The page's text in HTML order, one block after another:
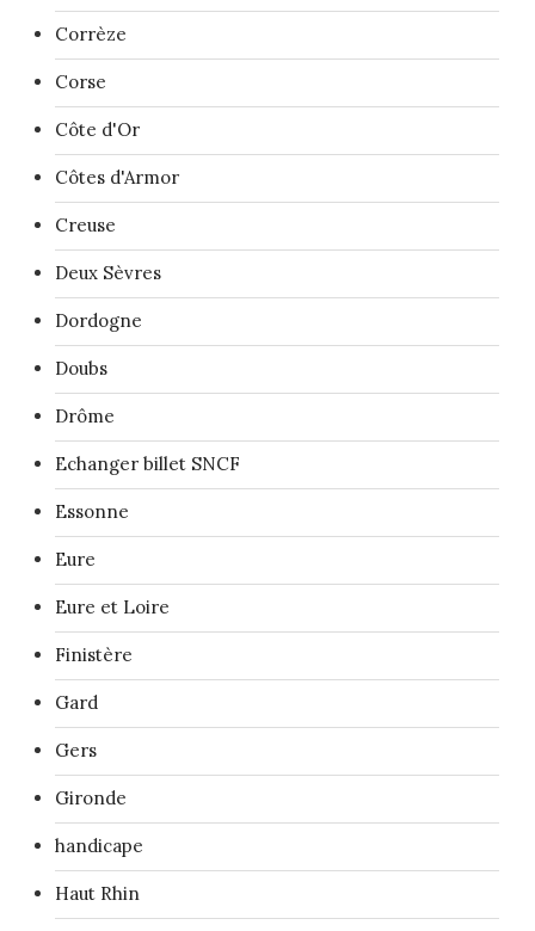
Corrèze
Corse
Côte d'Or
Côtes d'Armor
Creuse
Deux Sèvres
Dordogne
Doubs
Drôme
Echanger billet SNCF
Essonne
Eure
Eure et Loire
Finistère
Gard
Gers
Gironde
handicape
Haut Rhin